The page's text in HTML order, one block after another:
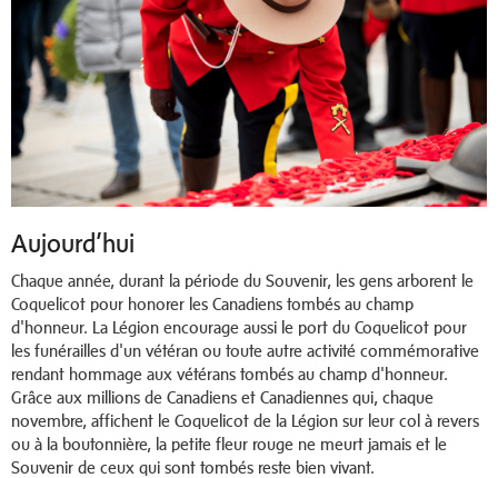
Aujourd’hui
Chaque année, durant la période du Souvenir, les gens arborent le
Coquelicot pour honorer les Canadiens tombés au champ
d'honneur. La Légion encourage aussi le port du Coquelicot pour
les funérailles d'un vétéran ou toute autre activité commémorative
rendant hommage aux vétérans tombés au champ d'honneur.
Grâce aux millions de Canadiens et Canadiennes qui, chaque
novembre, affichent le Coquelicot de la Légion sur leur col à revers
ou à la boutonnière, la petite fleur rouge ne meurt jamais et le
Souvenir de ceux qui sont tombés reste bien vivant.